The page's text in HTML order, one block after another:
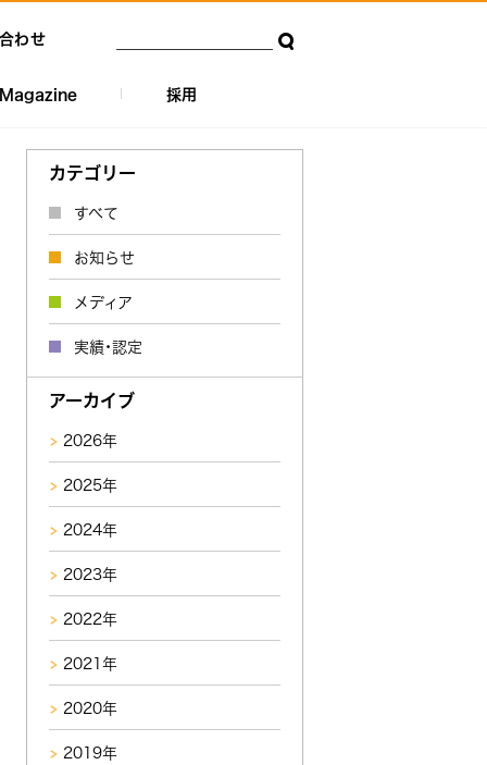
わせ
Magazine 採用
カテゴリー
すべて
お知らせ
メディア
実績・認定
アーカイブ
2026年
2025年
2024年
2023年
2022年
2021年
2020年
2019年